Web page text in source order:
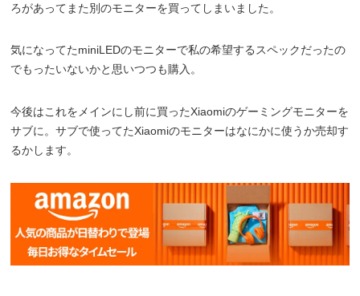
ろがあってまた別のモニターを買ってしまいました。
気になってたminiLEDのモニターで私の希望するスペックだったの
でもったいないかと思いつつも購入。
今後はこれをメインにし前に買ったXiaomiのゲーミングモニターを
サブに。サブで使ってたXiaomiのモニターはなにかに使うか売却す
るかします。